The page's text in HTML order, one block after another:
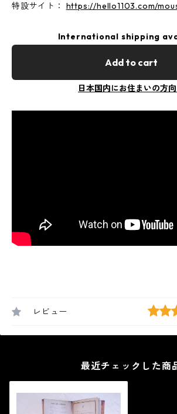
特設サイト： https://hello1103.com/
International shipping
Add to cart
日本国内にお住まいの方
レビュー
最近チェックした商